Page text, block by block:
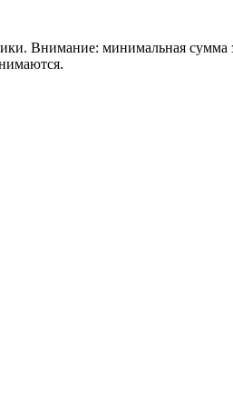
минимальная сумма